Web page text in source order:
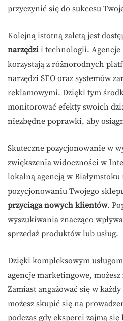
przyczynić się do sukcesu
Kolejną istotną zaletą jest
narzędzi i technologii. Agencje
korzystają z różnorodnych
narzędzi SEO oraz systemów
reklamowymi. Dzięki tym
monitorować efekty swoich
niezbędne poprawki, aby
Skuteczne pozycjonowanie w
zwiększenia widoczności w
lokalną agencją w Białymstoku
pozycjonowaniu Twojego
przyciąga nowych klientów.
wyszukiwania znacząco
sprzedaż produktów lub usług.
Dzięki kompleksowym
agencje marketingowe, możesz
Zamiast angażować się w
możesz skupić się na
podczas gdy eksperci zajmą